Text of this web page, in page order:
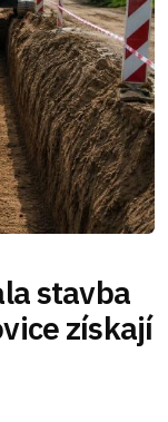
stavba
získají